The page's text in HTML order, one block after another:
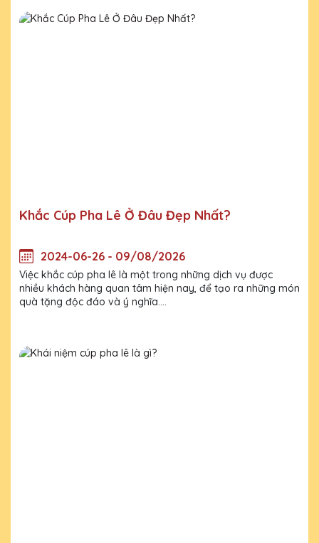
Khắc Cúp Pha Lê Ở Đâu Đẹp Nhất?
2024-06-26 - 09/08/2026
Việc khắc cúp pha lê là một trong những dịch vụ được
nhiều khách hàng quan tâm hiện nay, để tạo ra những món
quà tặng độc đáo và ý nghĩa....